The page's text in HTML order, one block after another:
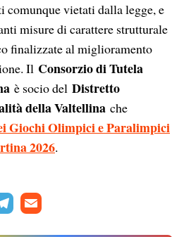
comunque vietati dalla legge, e
misure di carattere strutturale
finalizzate al miglioramento
Il Consorzio di Tutela
è socio del Distretto
della Valtellina che
Giochi Olimpici e Paralimpici
2026.